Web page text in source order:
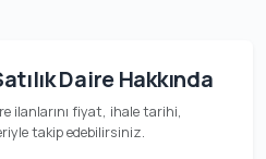
Daire Hakkında
ilanlarını fiyat, ihale tarihi,
takip edebilirsiniz.